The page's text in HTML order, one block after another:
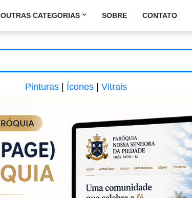
OUTRAS CATEGORIAS SOBRE CONTATO
Pinturas Ícones Vitrais